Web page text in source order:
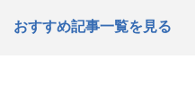
おすすめ記事一覧を見る